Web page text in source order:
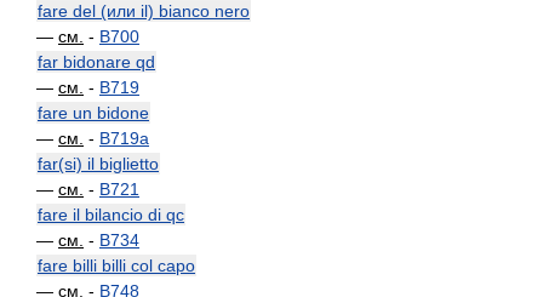
fare del (или il) bianco nero
— см. - B700
far bidonare qd
— см. - B719
fare un bidone
— см. - B719a
far(si) il biglietto
— см. - B721
fare il bilancio di qc
— см. - B734
fare billi billi col capo
— см. - B748